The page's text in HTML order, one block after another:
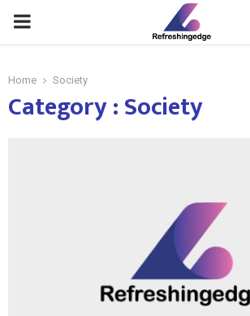
PRIMARY
Home Society
Category : Society